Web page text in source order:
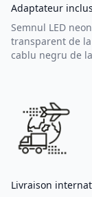
Adaptateur inclus
Semnul LED
transparent de
cablu negru de
Livraison